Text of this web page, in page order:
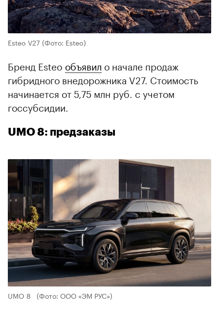
Esteo V27 (Фото: Esteo)
Бренд Esteo объявил о начале продаж
гибридного внедорожника V27. Стоимость
начинается от 5,75 млн руб. с учетом
госсубсидии.
UMO 8: предзаказы
UMO 8 (Фото: ООО «ЭМ РУС»)